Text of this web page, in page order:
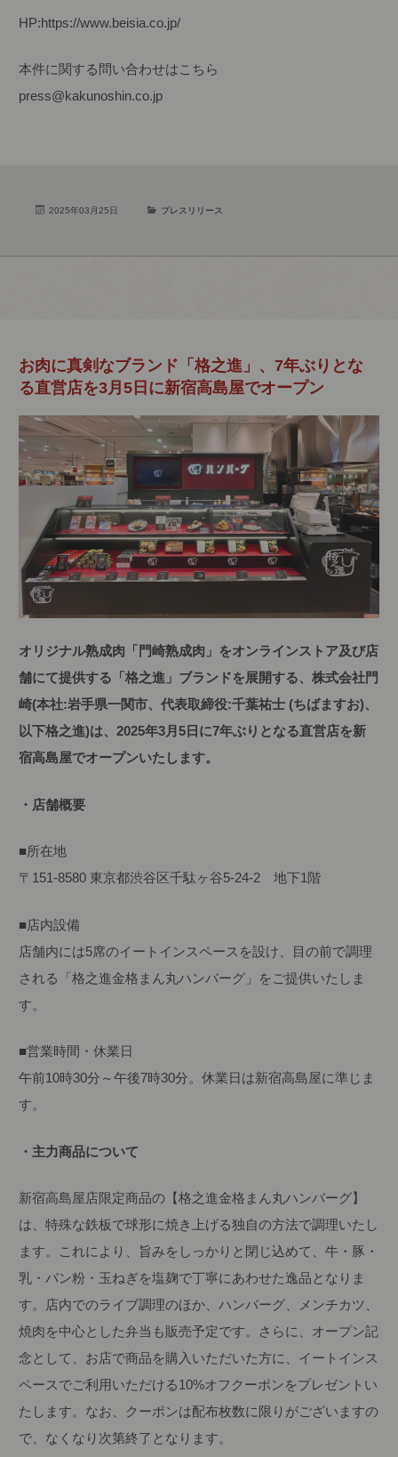
HP:https://www.beisia.co.jp/
本件に関する問い合わせはこちら
press@kakunoshin.co.jp
2025年03月25日 プレスリリース
お肉に真剣なブランド「格之進」、7年ぶりとな
る直営店を3月5日に新宿高島屋でオープン
オリジナル熟成肉「門崎熟成肉」をオンラインストア及び店
舗にて提供する「格之進」ブランドを展開する、株式会社門
崎(本社:岩手県一関市、代表取締役:千葉祐士 (ちばますお)、
以下格之進)は、2025年3月5日に7年ぶりとなる直営店を新
宿高島屋でオープンいたします。
・店舗概要
■所在地
〒151-8580 東京都渋谷区千駄ヶ谷5-24-2 地下1階
■店内設備
店舗内には5席のイートインスペースを設け、目の前で調理
される「格之進金格まん丸ハンバーグ」をご提供いたしま
す。
■営業時間・休業日
午前10時30分～午後7時30分。休業日は新宿高島屋に準じま
す。
・主力商品について
新宿高島屋店限定商品の【格之進金格まん丸ハンバーグ】
は、特殊な鉄板で球形に焼き上げる独自の方法で調理いたし
ます。これにより、旨みをしっかりと閉じ込めて、牛・豚・
乳・パン粉・玉ねぎを塩麹で丁寧にあわせた逸品となりま
す。店内でのライブ調理のほか、ハンバーグ、メンチカツ、
焼肉を中心とした弁当も販売予定です。さらに、オープン記
念として、お店で商品を購入いただいた方に、イートインス
ペースでご利用いただける10%オフクーポンをプレゼントい
たします。なお、クーポンは配布枚数に限りがございますの
で、なくなり次第終了となります。